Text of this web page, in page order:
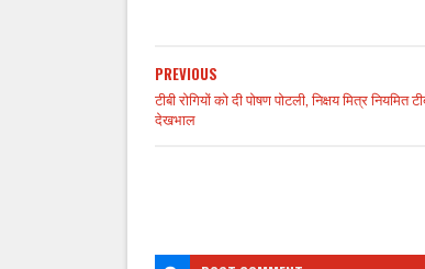
PREVIOUS
टीबी रोगियों को दी पोषण पोटली, निक्षय मित्र नियमित
देखभाल